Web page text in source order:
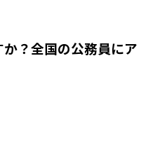
？全国の公務員にア